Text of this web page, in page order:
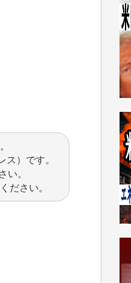
ス）です。
い。
ださい。